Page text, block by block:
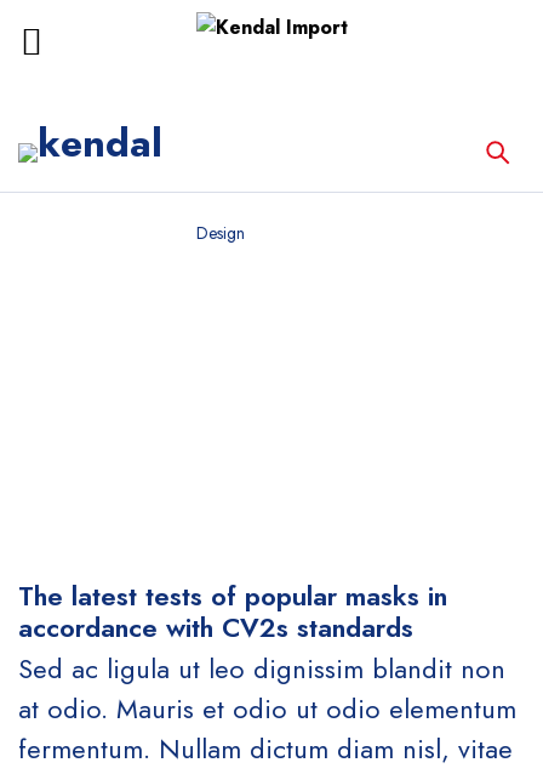
Design
The latest tests of popular masks in
accordance with CV2s standards
Sed ac ligula ut leo dignissim blandit non
at odio. Mauris et odio ut odio elementum
fermentum. Nullam dictum diam nisl, vitae